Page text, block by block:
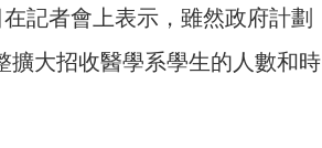
記者會上表示，雖然政府計劃
擴大招收醫學系學生的人數和時